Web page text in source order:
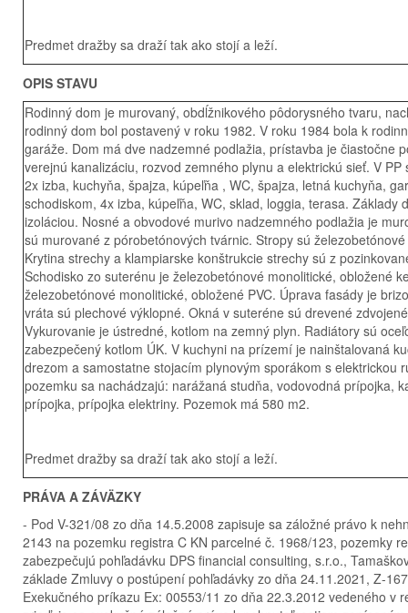
Predmet dražby sa draží tak ako stojí a leží.
OPIS STAVU
Rodinný dom je murovaný, obdĺžnikového pôdorysného tvaru,
rodinný dom bol postavený v roku 1982. V roku 1984 bola k
garáže. Dom má dve nadzemné podlažia, prístavba je čiastočne
verejnú kanalizáciu, rozvod zemného plynu a elektrickú sieť. V
2x izba, kuchyňa, špajza, kúpeľňa , WC, špajza, letná kuchyňa,
schodiskom, 4x izba, kúpeľňa, WC, sklad, loggia, terasa.
izoláciou. Nosné a obvodové murivo nadzemného podlažia je
sú murované z pórobetónových tvárnic. Stropy sú
Krytina strechy a klampiarske konštrukcie strechy sú z
Schodisko zo suterénu je železobetónové monolitické, obložené
železobetónové monolitické, obložené PVC. Úprava fasády je
vráta sú plechové výklopné. Okná v suteréne sú drevené
Vykurovanie je ústredné, kotlom na zemný plyn. Radiátory sú
zabezpečený kotlom ÚK. V kuchyni na prízemí je nainštalovaná
drezom a samostatne stojacím plynovým sporákom s elektrickou
pozemku sa nachádzajú: narážaná studňa, vodovodná prípojka,
prípojka, prípojka elektriny. Pozemok má 580 m2.
Predmet dražby sa draží tak ako stojí a leží.
PRÁVA A ZÁVÄZKY
- Pod V-321/08 zo dňa 14.5.2008 zapisuje sa záložné právo k
2143 na pozemku registra C KN parcelné č. 1968/123, pozemky
zabezpečujú pohľadávku DPS financial consulting, s.r.o.,
základe Zmluvy o postúpení pohľadávky zo dňa 24.11.2021, Z-
Exekučného príkazu Ex: 00553/11 zo dňa 22.3.2012 vedeného v